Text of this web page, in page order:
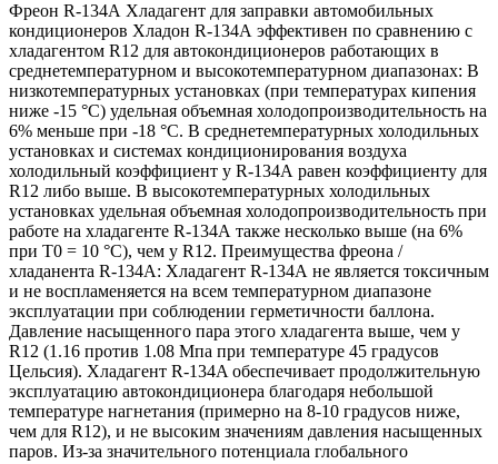
Фреон R-134А Хладагент для заправки автомобильных
кондиционеров Хладон R-134А эффективен по сравнению с
хладагентом R12 для автокондиционеров работающих в
среднетемпературном и высокотемпературном диапазонах: В
низкотемпературных установках (при температурах кипения
ниже -15 °С) удельная объемная холодопроизводительность на
6% меньше при -18 °С. В среднетемпературных холодильных
установках и системах кондиционирования воздуха
холодильный коэффициент у R-134А равен коэффициенту для
R12 либо выше. В высокотемпературных холодильных
установках удельная объемная холодопроизводительность при
работе на хладагенте R-134А также несколько выше (на 6%
при T0 = 10 °С), чем у R12. Преимущества фреона /
хладанента R-134А: Хладагент R-134А не является токсичным
и не воспламеняется на всем температурном диапазоне
эксплуатации при соблюдении герметичности баллона.
Давление насыщенного пара этого хладагента выше, чем у
R12 (1.16 против 1.08 Мпа при температуре 45 градусов
Цельсия). Хладагент R-134A обеспечивает продолжительную
эксплуатацию автокондиционера благодаря небольшой
температуре нагнетания (примерно на 8-10 градусов ниже,
чем для R12), и не высоким значениям давления насыщенных
паров. Из-за значительного потенциала глобального